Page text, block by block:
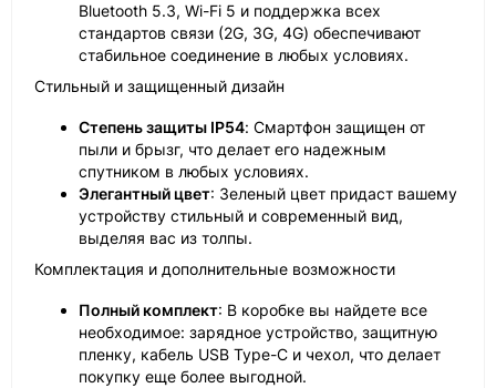
Bluetooth 5.3, Wi-Fi 5 и поддержка всех
стандартов связи (2G, 3G, 4G) обеспечивают
стабильное соединение в любых условиях.
Стильный и защищенный дизайн
Степень защиты IP54: Смартфон защищен от
пыли и брызг, что делает его надежным
спутником в любых условиях.
Элегантный цвет: Зеленый цвет придаст вашему
устройству стильный и современный вид,
выделяя вас из толпы.
Комплектация и дополнительные возможности
Полный комплект: В коробке вы найдете все
необходимое: зарядное устройство, защитную
пленку, кабель USB Type-C и чехол, что делает
покупку еще более выгодной.